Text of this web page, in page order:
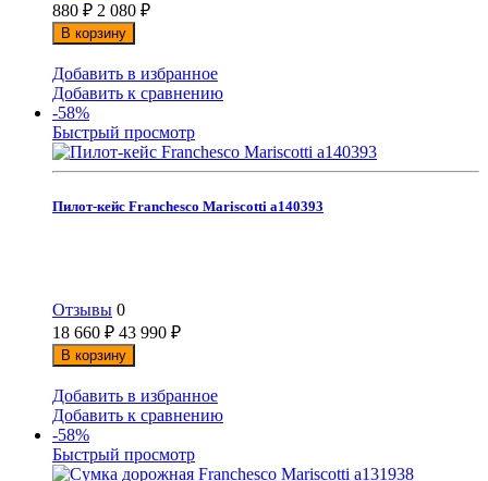
880 ₽ 2 080 ₽
В корзину
Добавить в избранное
Добавить к сравнению
-58%
Быстрый просмотр
Пилот-кейс Franchesco Mariscotti а140393
Отзывы 0
18 660 ₽ 43 990 ₽
В корзину
Добавить в избранное
Добавить к сравнению
-58%
Быстрый просмотр